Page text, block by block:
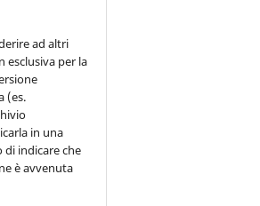
ad altri
esclusiva per la
(es.
in una
indicare che
è avvenuta